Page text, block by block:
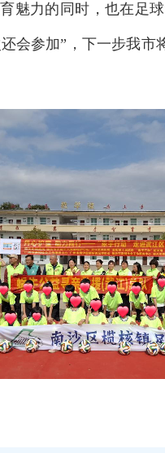
力的同时，也在足
会参加”，下一步我